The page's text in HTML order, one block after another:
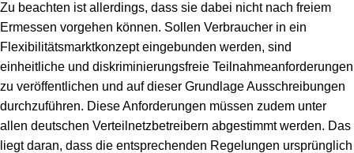
Zu beachten ist allerdings, dass sie dabei nicht nach freiem
Ermessen vorgehen können. Sollen Verbraucher in ein
Flexibilitätsmarktkonzept eingebunden werden, sind
einheitliche und diskriminierungsfreie Teilnahmeanforderungen
zu veröffentlichen und auf dieser Grundlage Ausschreibungen
durchzuführen. Diese Anforderungen müssen zudem unter
allen deutschen Verteilnetzbetreibern abgestimmt werden. Das
liegt daran, dass die entsprechenden Regelungen ursprünglich